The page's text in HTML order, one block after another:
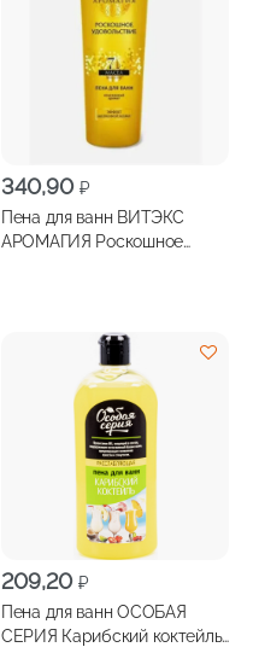
340,90 ₽
Пена для ванн ВИТЭКС
АРОМАГИЯ Роскошное
209,20 ₽
Пена для ванн ОСОБАЯ
СЕРИЯ Карибский коктейль